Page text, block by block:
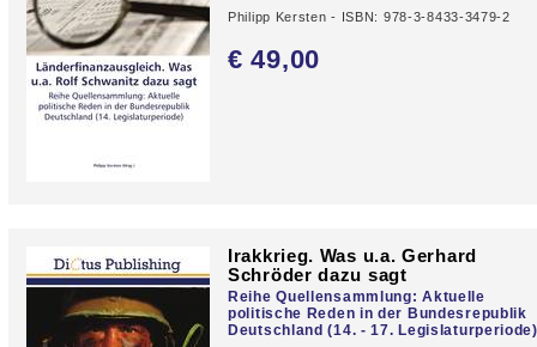
Philipp Kersten - ISBN: 978-3-8433-3479-2
€ 49,00
Irakkrieg. Was u.a. Gerhard
Schröder dazu sagt
Reihe Quellensammlung: Aktuelle
politische Reden in der Bundesrepublik
Deutschland (14. - 17. Legislaturperiode)